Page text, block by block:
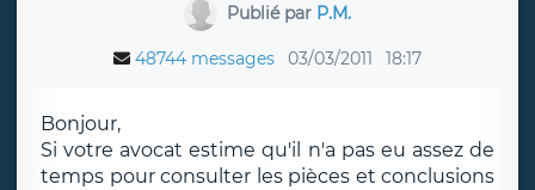
Publié par P.M.
48744 messages 03/03/2011 18:17
Bonjour,
Si votre avocat estime qu'il n'a pas eu assez de
temps pour consulter les pièces et conclusions